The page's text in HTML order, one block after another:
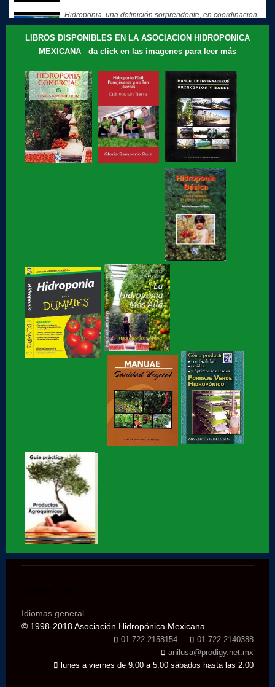
Hidroponia, una definición sorprendente, en coordinacion
con la...
Hidroponia, tips, consejos y recomendaciones, El consejo
Te compartimos nuestros recuerdos: que motivó a Gloria
Samperio a...
Hidroponia, curso básico en linea
Hidroponia fácil, para jovenes y no tan jóvenes, libro de
Hidroponia, centro tecnologico en hidroponia, Hidroponia a
Hidroponia Comercial, libro de Gloria Samperio
Hidroponia básica, libro de Gloria Samperio
Hidroponia o Hidroponía, como se pronuncia, en
coordinación con la AICH
Hidroponia, Breve Historia de loa Hidroponia, en
coordinacion con la...
Hidroponia, centro tecnológico en Hidroponia
Hidroponia lechugas en la cocina
social
Hidroponia en Factor ciencia
Hidroponia historia de éxito parte 1
Hidroponia en marte, entrevista con Jaime Maussan
LIBROS DISPONIBLES EN LA ASOCIACION HIDROPONICA
MEXICANA da click en las imagenes para leer más
Idiomas general
© 1998-2018 Asociación Hidropónica Mexicana
01 722 2158154
01 722 2140388
anilusa@prodigy.net.mx
lunes a viernes de 9:00 a 5:00 sábados hasta las 2.00